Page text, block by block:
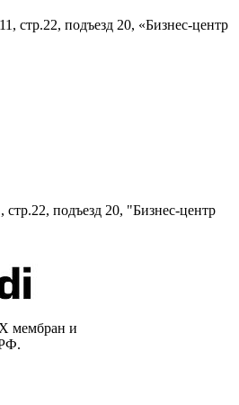
стр.22, подъезд 20, «Бизнес-центр
подъезд 20, "Бизнес-центр
мембран и